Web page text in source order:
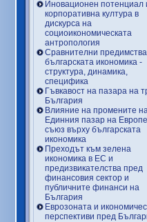
Иновационен потенциал
корпоративна култура в
дискурса на
социоикономическата
антропология
Сравнителни
българската икономика -
структура, динамика,
специфика
Гъвкавост на пазара на
България
Влияние на промените
Единния пазар на
съюз върху българската
икономика
Преходът към зелена
икономика в ЕС и
предизвикателства пред
финансовия сектор и
публичните финанси на
България
Еврозоната и
перспективи пред